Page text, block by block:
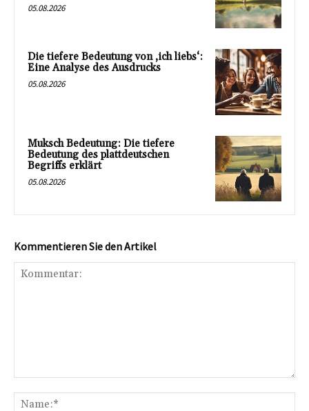
05.08.2026
Die tiefere Bedeutung von ‚ich liebs‘:
Eine Analyse des Ausdrucks
05.08.2026
Muksch Bedeutung: Die tiefere
Bedeutung des plattdeutschen
Begriffs erklärt
05.08.2026
Kommentieren Sie den Artikel